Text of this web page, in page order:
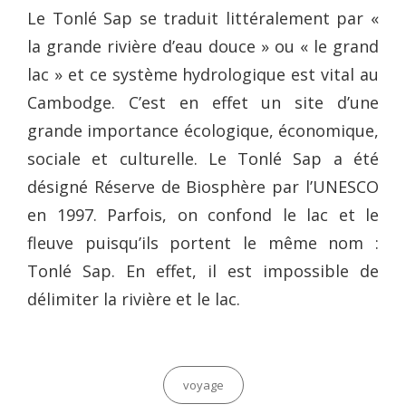
Le Tonlé Sap se traduit littéralement par «
la grande rivière d’eau douce » ou « le grand
lac » et ce système hydrologique est vital au
Cambodge. C’est en effet un site d’une
grande importance écologique, économique,
sociale et culturelle. Le Tonlé Sap a été
désigné Réserve de Biosphère par l’UNESCO
en 1997. Parfois, on confond le lac et le
fleuve puisqu’ils portent le même nom :
Tonlé Sap. En effet, il est impossible de
délimiter la rivière et le lac.
Categories
voyage